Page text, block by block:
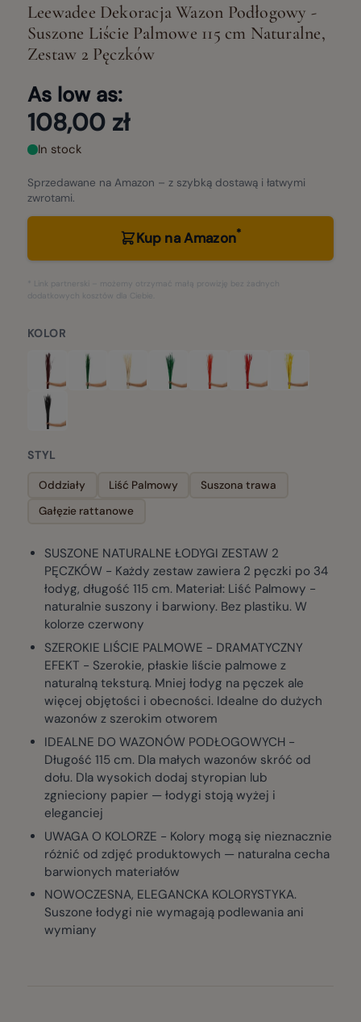
Leewadee Dekoracja Wazon Podłogowy -
Suszone Liście Palmowe 115 cm Naturalne,
Zestaw 2 Pęczków
As low as:
108,00 zł
In stock
Sprzedawane na Amazon – z szybką dostawą i łatwymi
zwrotami.
Kup na Amazon*
* Link partnerski – możemy otrzymać małą prowizję bez żadnych
dodatkowych kosztów dla Ciebie.
KOLOR
STYL
Oddziały Liść Palmowy
Suszona trawa
Gałęzie rattanowe
SUSZONE NATURALNE ŁODYGI ZESTAW 2
PĘCZKÓW - Każdy zestaw zawiera 2 pęczki po 34
łodyg, długość 115 cm. Materiał: Liść Palmowy -
naturalnie suszony i barwiony. Bez plastiku. W
kolorze czerwony
SZEROKIE LIŚCIE PALMOWE - DRAMATYCZNY
EFEKT - Szerokie, płaskie liście palmowe z
naturalną teksturą. Mniej łodyg na pęczek ale
więcej objętości i obecności. Idealne do dużych
wazonów z szerokim otworem
IDEALNE DO WAZONÓW PODŁOGOWYCH -
Długość 115 cm. Dla małych wazonów skróć od
dołu. Dla wysokich dodaj styropian lub
zgnieciony papier — łodygi stoją wyżej i
eleganciej
UWAGA O KOLORZE - Kolory mogą się nieznacznie
różnić od zdjęć produktowych — naturalna cecha
barwionych materiałów
NOWOCZESNA, ELEGANCKA KOLORYSTYKA.
Suszone łodygi nie wymagają podlewania ani
wymiany